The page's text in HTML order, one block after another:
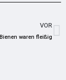
VOR
waren fleißig